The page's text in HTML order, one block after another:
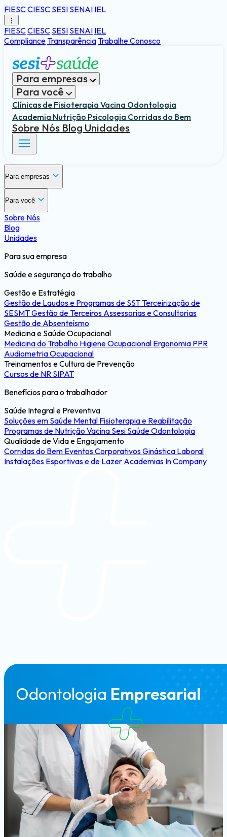
FIESCCIESC SESI SENAI IEL
⋮
FIESCCIESC SESI SENAI IEL
ComplianceTransparênciaTrabalhe Conosco
Para empresas
Para você
Clínicas de Fisioterapia Vacina Odontologia
Academia Nutrição Psicologia Corridas do Bem
Sobre Nós Blog Unidades
Para empresas
Saúde e segurança do trabalho
Gestão e Estratégia
Medicina e Saúde Ocupacional
Benefícios para o trabalhador
Saúde Integral e Preventiva
Qualidade de Vida e Engajamento
Para você
Sobre Nós
Blog
Unidades
Para sua empresa
Saúde e segurança do trabalho
Gestão e Estratégia
Gestão de Laudos e Programas de SSTTerceirização de
SESMTGestão de Terceiros Assessorias e Consultorias
Gestão de Absenteísmo
Medicina e Saúde Ocupacional
Medicina do Trabalho Higiene Ocupacional Ergonomia PPR
Audiometria Ocupacional
Treinamentos e Cultura de Prevenção
Cursos de NR SIPAT
Benefícios para o trabalhador
Saúde Integral e Preventiva
Soluções em Saúde Mental Fisioterapia e Reabilitação
Programas de Nutrição Vacina Sesi SaúdeOdontologia
Qualidade de Vida e Engajamento
Corridas do Bem Eventos CorporativosGinástica Laboral
Instalações Esportivas e de Lazer Academias In Company
Odontologia Empresarial